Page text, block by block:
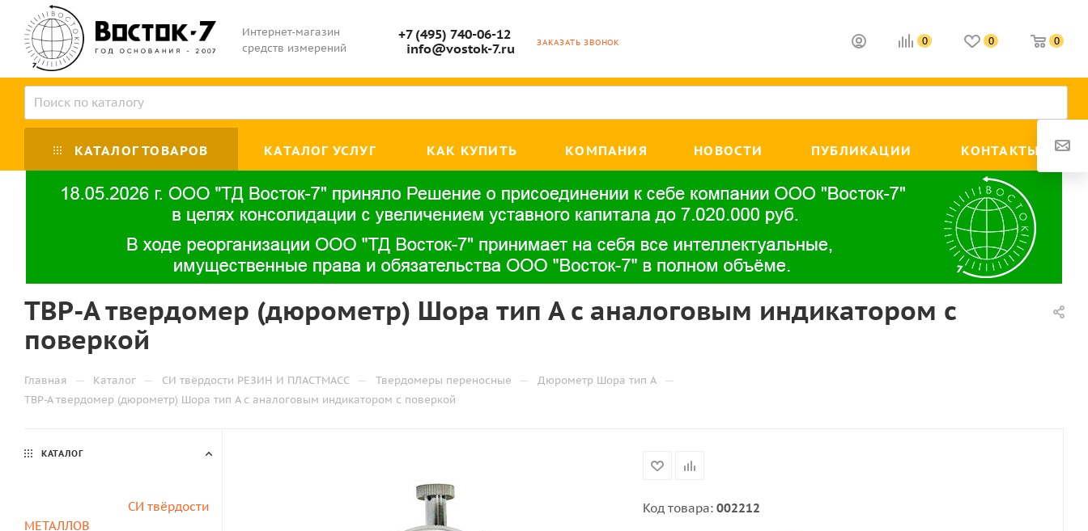
Интернет-магазин
средств измерений
+7 (495) 740-06-12
info@vostok-7.ru
ЗАКАЗАТЬ ЗВОНОК 0 0 0
КАТАЛОГ ТОВАРОВ КАТАЛОГ УСЛУГ КАК КУПИТЬ КОМПАНИЯ НОВОСТИ ПУБЛИКАЦИИ КОНТАКТЫ
ТВР-А твердомер (дюрометр) Шора тип А с аналоговым индикатором с
поверкой
Главная — Каталог — СИ твёрдости РЕЗИН И ПЛАСТМАСС — Твердомеры переносные — Дюрометр Шора тип A —
ТВР-А твердомер (дюрометр) Шора тип А с аналоговым индикатором с поверкой
Код товара: 002212
КАТАЛОГ
СИ твёрдости
МЕТАЛЛОВ